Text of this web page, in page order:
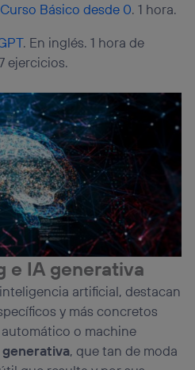
Básico desde 0. 1 hora.
. En inglés. 1 hora de
ejercicios.
e IA generativa
artificial, destacan
y más concretos
o machine
generativa, que tan de moda